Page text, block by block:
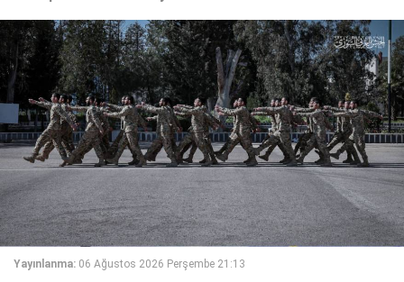
Yayınlanma: 06 Ağustos 2026 Perşembe 21:13